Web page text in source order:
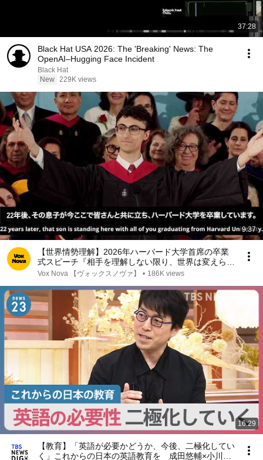
37:28
Black Hat USA 2026: The 'Breaking' News: The
OpenAI–Hugging Face Incident
Black Hat
New 229K views
9:37
【世界情勢理解】2026年ハーバード大学首席の卒業
式スピーチ『相手を理解しない限り、世界は変えられ
ない』【英語スピーチ】 リスニング 日本語字幕
Vox Nova 【ヴォックスノヴァ】 • 186K views
16:29
【教育】「英語が必要かどうか、今後、二極化してい
く」これからの日本の英語教育を 成田悠輔×小川彩